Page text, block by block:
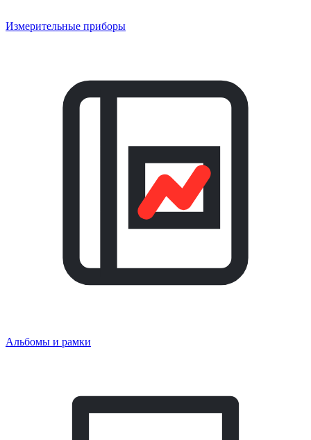
Измерительные приборы
Альбомы и рамки